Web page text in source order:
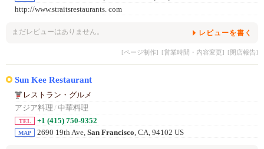
http://www.straitsrestaurants. com
まだレビューはありません。 レビューを書く
[ページ制作] [営業時間・内容変更] [閉店報告]
Sun Kee Restaurant
レストラン・グルメ
アジア料理 / 中華料理
TEL +1 (415) 750-9352
MAP 2690 19th Ave, San Francisco , CA, 94102 US